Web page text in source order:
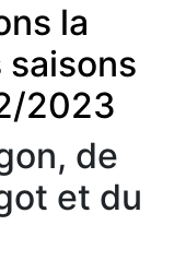
la
2023
de
et du